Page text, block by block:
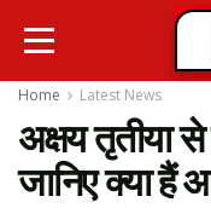
Home Latest News
अक्षय तृतीया
जानिए क्या